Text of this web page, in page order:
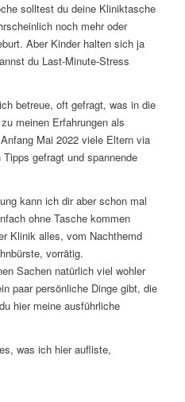
solltest du deine Kliniktasche
noch mehr oder
Aber Kinder halten sich ja
du Last-Minute-Stress
betreue, oft gefragt, was in die
meinen Erfahrungen als
Mai 2022 viele Eltern via
gefragt und spannende
kann ich dir aber schon mal
ohne Tasche kommen
Klinik alles, vom Nachthemd
vorrätig.
Sachen natürlich viel wohler
paar persönliche Dinge gibt, die
hier meine ausführliche
was ich hier aufliste,